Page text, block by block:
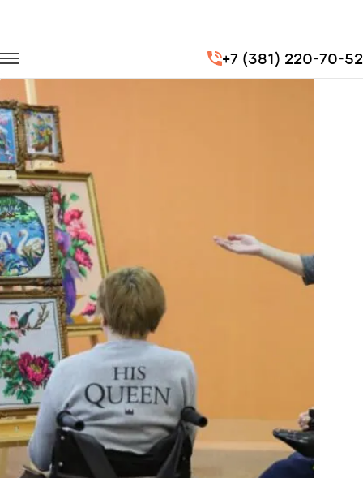
+7 (381) 220-70-52
Транспорт на мероприятия
Международный день инвалидов